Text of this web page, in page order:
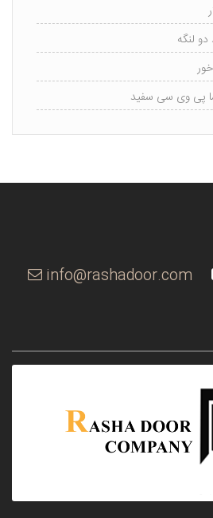
لنگه
پی وی سی سفید
info@rashadoor.com